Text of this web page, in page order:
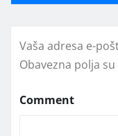
Vaša adresa e-
Obavezna polja
Comment